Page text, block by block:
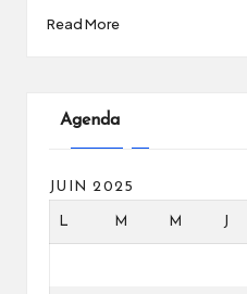
Read More
Agenda
JUIN 2025
L M M J